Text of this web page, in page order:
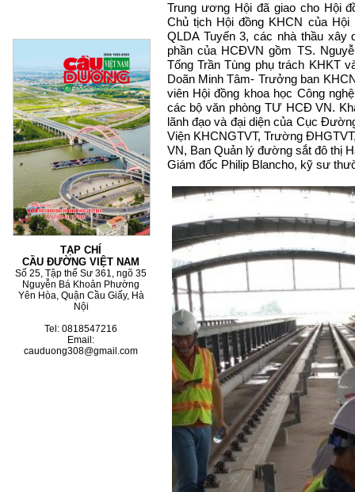
TẠP CHÍ
CẦU ĐƯỜNG VIỆT NAM
Số 25, Tập thể Sư 361, ngõ 35
Nguyễn Bá Khoản Phường
Yên Hòa, Quận Cầu Giấy, Hà
Nội
Tel: 0818547216
Email:
cauduong308@gmail.com
Trung ương Hội đã giao cho Hội
Chủ tịch Hội đồng KHCN của
QLDA Tuyến 3, các nhà thầu xây
phần của HCĐVN gồm TS.
Tống Trần Tùng phụ trách KHKT
Doãn Minh Tâm- Trưởng ban
viên Hội đồng khoa học Công
các bộ văn phòng TƯ HCĐ VN.
lãnh đạo và đại diện của Cục
Viện KHCNGTVT, Trường
VN, Ban Quản lý đường sắt đô thị
Giám đốc Philip Blancho, kỹ sư
60 NĂM ĐIỆN BIÊN